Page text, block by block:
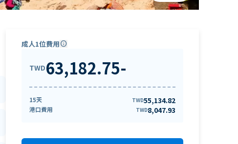
成人1位費用info
TWD63,182.75-
15天 TWD55,134.82
港口費用 TWD8,047.93